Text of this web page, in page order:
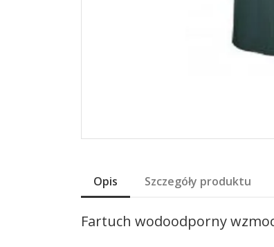
Opis Szczegóły produktu
Fartuch wodoodporny